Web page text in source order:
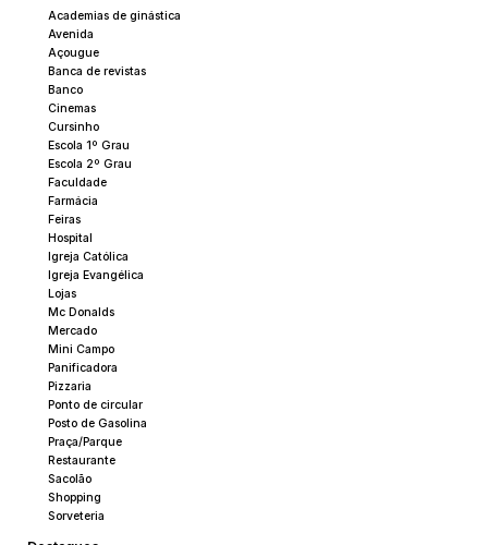
Academias de ginástica
Avenida
Açougue
Banca de revistas
Banco
Cinemas
Cursinho
Escola 1º Grau
Escola 2º Grau
Faculdade
Farmácia
Feiras
Hospital
Igreja Católica
Igreja Evangélica
Lojas
Mc Donalds
Mercado
Mini Campo
Panificadora
Pizzaria
Ponto de circular
Posto de Gasolina
Praça/Parque
Restaurante
Sacolão
Shopping
Sorveteria